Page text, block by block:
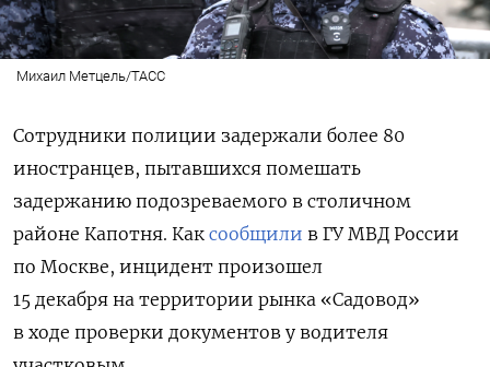
Михаил Метцель/ТАСС
Сотрудники полиции задержали более 80
иностранцев, пытавшихся помешать
задержанию подозреваемого в столичном
районе Капотня. Как сообщили в ГУ МВД России
по Москве, инцидент произошел
15 декабря на территории рынка «Садовод»
в ходе проверки документов у водителя